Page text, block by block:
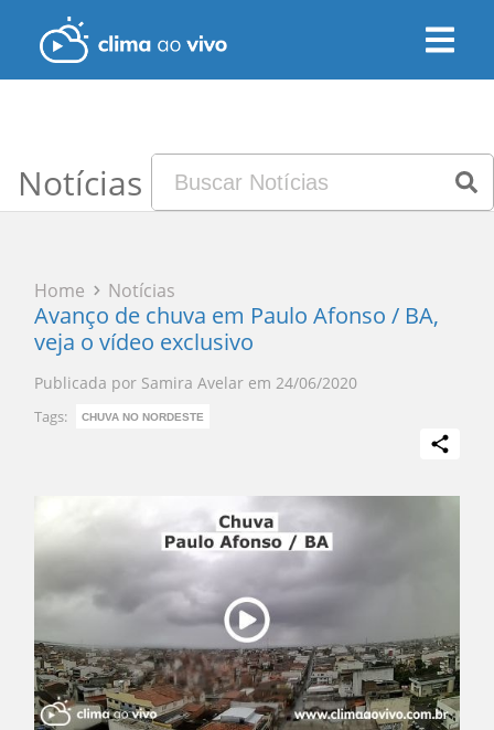
Notícias
Home Notícias
Avanço de chuva em Paulo Afonso / BA,
veja o vídeo exclusivo
Publicada por Samira Avelar em 24/06/2020
Tags: CHUVA NO NORDESTE